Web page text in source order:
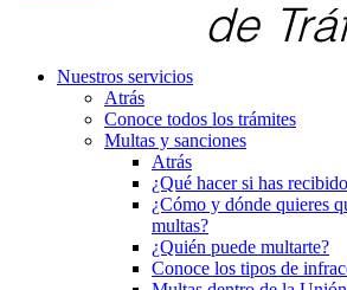
Nuestros servicios
Atrás
Conoce todos los trámites
Multas y sanciones
Atrás
¿Qué hacer si has
¿Cómo y dónde quieres
multas?
¿Quién puede multarte?
Conoce los tipos de